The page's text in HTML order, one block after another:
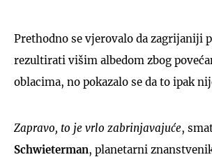
Prethodno se vjerovalo da zagrijaniji
rezultirati višim albedom zbog
oblacima, no pokazalo se da to ipak
Zapravo, to je vrlo zabrinjavajuće,
Schwieterman, planetarni